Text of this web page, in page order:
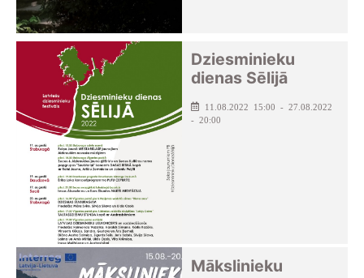
Dziesminieku
dienas Sēlijā
11.08.2022 15:00 - 27.08.2022
- 20:00
Mākslinieku